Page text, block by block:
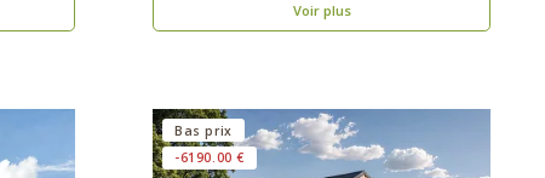
Voir plus
Bas prix
-6190.00 €